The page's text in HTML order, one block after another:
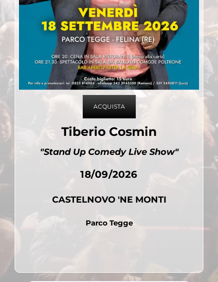
ACQUISTA
Tiberio Cosmin
"Stand Up Comedy Live Show"
18/09/2026
CASTELNOVO 'NE MONTI
Parco Tegge